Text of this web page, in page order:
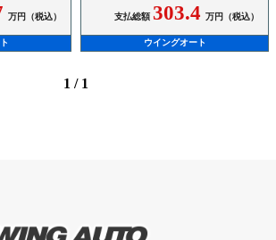
万円（税込） 支払総額 303.4 万円（税込）
ウイングオート
1 / 1